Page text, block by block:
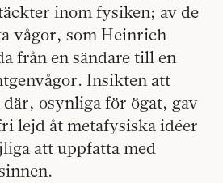
inom fysiken; av de
vågor, som Heinrich
från en sändare till en
Insikten att
osynliga för ögat, gav
lejd åt metafysiska idéer
att uppfatta med